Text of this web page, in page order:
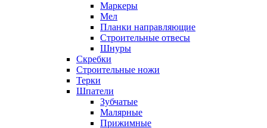
Маркеры
Мел
Планки направляющие
Строительные отвесы
Шнуры
Скребки
Строительные ножи
Терки
Шпатели
Зубчатые
Малярные
Прижимные